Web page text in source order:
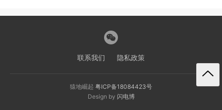
联系我们 隐私政策
猿地崛起 粤ICP备18084423号
Design by 闪电博